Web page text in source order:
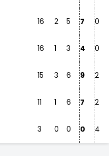
16 2 5 7 0
16 1 3 4 0
15 3 6 9 2
11 1 6 7 2
3 0 0 0 4